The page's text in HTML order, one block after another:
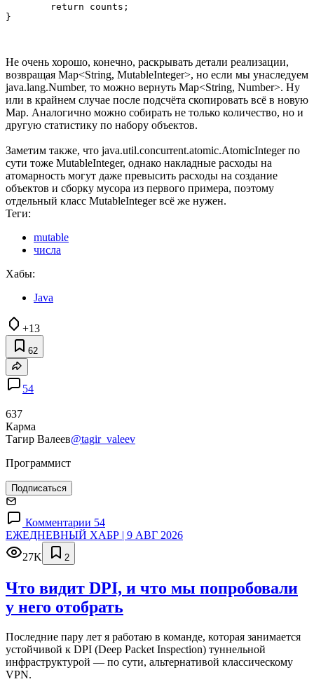
}
Не очень хорошо, конечно, раскрывать детали реализации,
возвращая Map<String, MutableInteger>, но если мы унаследуем
java.lang.Number, то можно вернуть Map<String, Number>. Ну
или в крайнем случае после подсчёта скопировать всё в новую
Map. Аналогично можно собирать не только количество, но и
другую статистику по набору объектов.
Заметим также, что java.util.concurrent.atomic.AtomicInteger по
сути тоже MutableInteger, однако накладные расходы на
атомарность могут даже превысить расходы на создание
объектов и сборку мусора из первого примера, поэтому
отдельный класс MutableInteger всё же нужен.
Теги:
mutable
числа
Хабы:
Java
+13
62
54
637
Карма
Тагир Валеев@tagir_valeev
Программист
Подписаться
Комментарии 54
ЕЖЕДНЕВНЫЙ ХАБР | 9 АВГ 2026
27K
2
Что видит DPI, и что мы попробовали
у него отобрать
Последние пару лет я работаю в команде, которая занимается
устойчивой к DPI (Deep Packet Inspection) туннельной
инфраструктурой — по сути, альтернативой классическому
VPN.